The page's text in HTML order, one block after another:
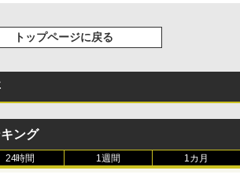
トップページに戻る
ング
24時間 1週間 1カ月